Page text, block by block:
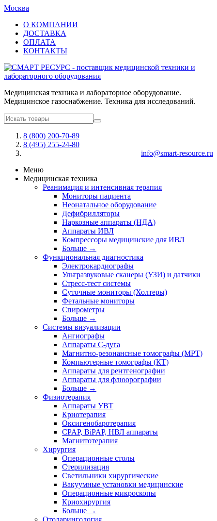
Москва
О КОМПАНИИ
ДОСТАВКА
ОПЛАТА
КОНТАКТЫ
Медицинская техника и лабораторное оборудование.
Медицинское газоснабжение. Техника для исследований.
8 (800) 200-70-89
8 (495) 255-24-80
info@smart-resource.ru
Меню
Медицинская техника
Реанимация и интенсивная терапия
Мониторы пациента
Неонатальное оборудование
Дефибрилляторы
Наркозные аппараты (НДА)
Аппараты ИВЛ
Компрессоры медицинские для ИВЛ
Больше →
Функциональная диагностика
Электрокардиографы
Ультразвуковые сканеры (УЗИ) и датчики
Стресс-тест системы
Суточные мониторы (Холтеры)
Фетальные мониторы
Спирометры
Больше →
Системы визуализации
Ангиографы
Аппараты C-дуга
Магнитно-резонансные томографы (МРТ)
Компьютерные томографы (КТ)
Аппараты для рентгенографии
Аппараты для флюорографии
Больше →
Физиотерапия
Аппараты УВТ
Криотерапия
Оксигенобаротерапия
CPAP, BiPAP, НВЛ аппараты
Магнитотерапия
Хирургия
Операционные столы
Стерилизация
Светильники хирургические
Вакуумные установки медицинские
Операционные микроскопы
Криохирургия
Больше →
Отоларингология